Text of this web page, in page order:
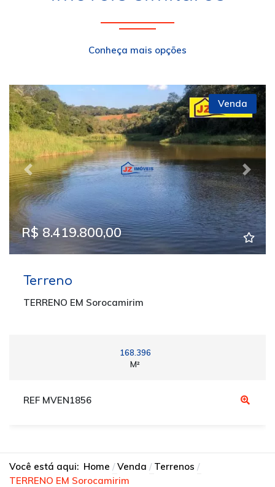
Conheça mais opções
Previous Next
Venda
R$ 8.419.800,00
Terreno
TERRENO EM Sorocamirim
168.396
M²
REF MVEN1856
Você está aqui: Home Venda
Terrenos
TERRENO EM Sorocamirim